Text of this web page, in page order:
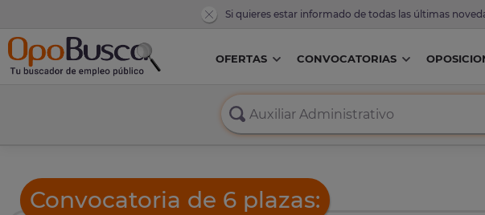
Si quieres estar informado de todas las últimas
OFERTAS CONVOCATORIAS
Convocatoria de 6 plazas: